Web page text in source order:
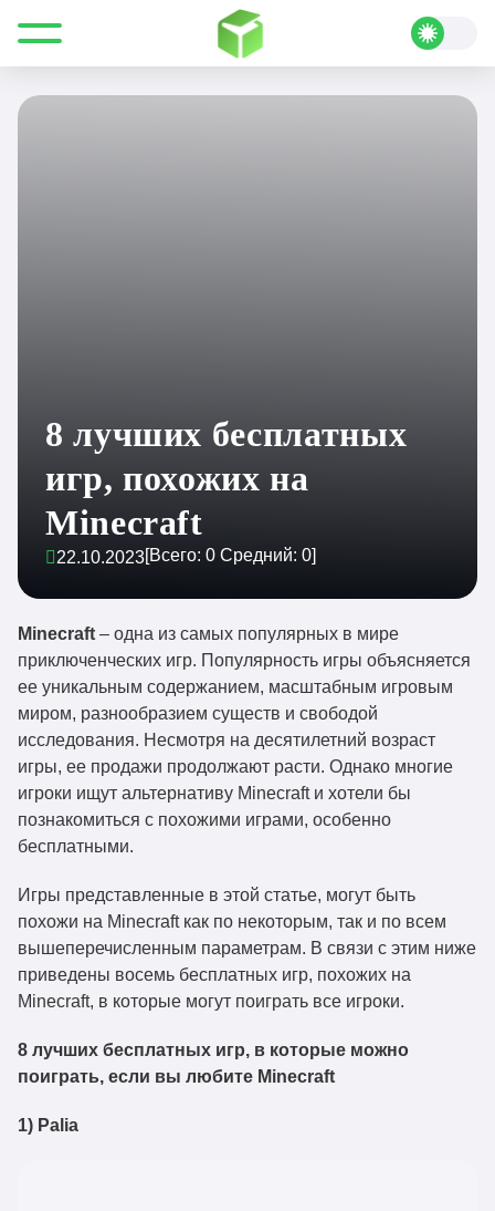
Все для Minecraft Полезные статьи
Подборки
8 лучших бесплатных игр, похожих на Minecraft
8 лучших бесплатных
игр, похожих на
Minecraft
22.10.2023[Всего: 0 Средний: 0]
Minecraft – одна из самых популярных в мире
приключенческих игр. Популярность игры объясняется
ее уникальным содержанием, масштабным игровым
миром, разнообразием существ и свободой
исследования. Несмотря на десятилетний возраст
игры, ее продажи продолжают расти. Однако многие
игроки ищут альтернативу Minecraft и хотели бы
познакомиться с похожими играми, особенно
бесплатными.
Игры представленные в этой статье, могут быть
похожи на Minecraft как по некоторым, так и по всем
вышеперечисленным параметрам. В связи с этим ниже
приведены восемь бесплатных игр, похожих на
Minecraft, в которые могут поиграть все игроки.
8 лучших бесплатных игр, в которые можно
поиграть, если вы любите Minecraft
1) Palia